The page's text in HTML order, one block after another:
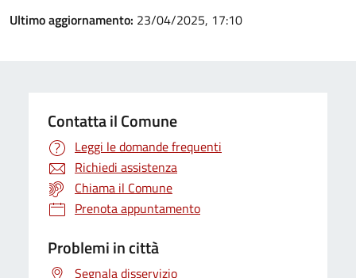
Ultimo aggiornamento: 23/04/2025, 17:10
Contatta il Comune
Leggi le domande frequenti
Richiedi assistenza
Chiama il Comune
Prenota appuntamento
Problemi in città
Segnala disservizio